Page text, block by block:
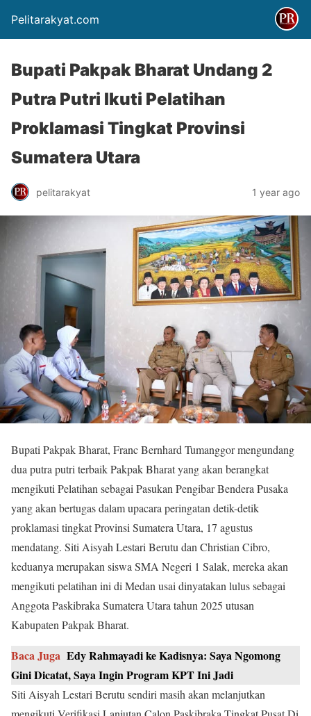
Pelitarakyat.com
Bupati Pakpak Bharat Undang 2
Putra Putri Ikuti Pelatihan
Proklamasi Tingkat Provinsi
Sumatera Utara
pelitarakyat 1 year ago
Bupati Pakpak Bharat, Franc Bernhard Tumanggor mengundang
dua putra putri terbaik Pakpak Bharat yang akan berangkat
mengikuti Pelatihan sebagai Pasukan Pengibar Bendera Pusaka
yang akan bertugas dalam upacara peringatan detik-detik
proklamasi tingkat Provinsi Sumatera Utara, 17 agustus
mendatang. Siti Aisyah Lestari Berutu dan Christian Cibro,
keduanya merupakan siswa SMA Negeri 1 Salak, mereka akan
mengikuti pelatihan ini di Medan usai dinyatakan lulus sebagai
Anggota Paskibraka Sumatera Utara tahun 2025 utusan
Kabupaten Pakpak Bharat.
Baca Juga Edy Rahmayadi ke Kadisnya: Saya Ngomong
Gini Dicatat, Saya Ingin Program KPT Ini Jadi
Siti Aisyah Lestari Berutu sendiri masih akan melanjutkan